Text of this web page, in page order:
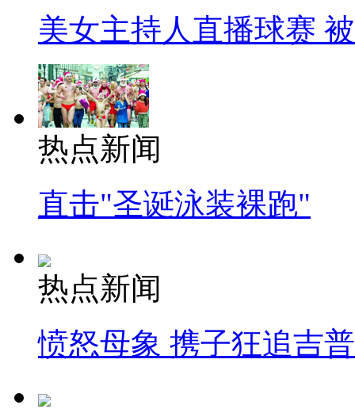
美女主持人直播球赛
热点新闻
直击"圣诞泳装裸跑"
热点新闻
愤怒母象 携子狂追吉